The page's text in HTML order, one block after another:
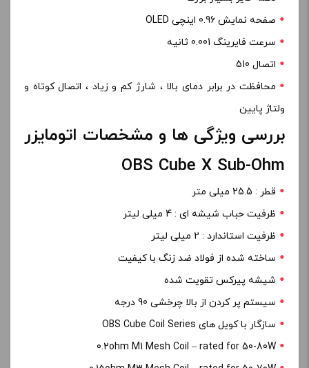
صفحه نمایش 0.96 اینچی OLED
سرعت فایرینگ 0.001 ثانیه
اتصال 510
محافظت در برابر دمای بالا ، شارژ کم و زیاد ، اتصال کوتاه و
ولتاژ پایین
بررسی ویژگی ها و مشخصات اتومایزر
OBS Cube X Sub-Ohm
قطر : 25.5 میلی متر
ظرفیت حباب شیشه ای : 4 میلی لیتر
ظرفیت استاندارد : 2 میلی لیتر
ساخته شده از فولاد ضد زنگ با کیفیت
شیشه پیرکس تقویت شده
سیستم پر کردن از بالا چرخشی 90 درجه
سازگار با کویل های OBS Cube Coil Series
0.2ohm M1 Mesh Coil – rated for 50-80W